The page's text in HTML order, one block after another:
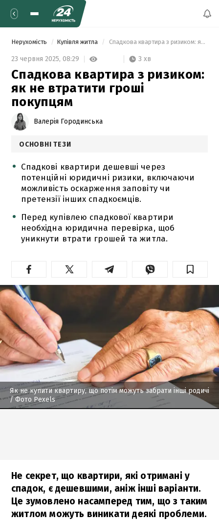
Нерухомість Купівля житла Спадкова квартира з ризиком: як не втратити гроші покупцям
23 червня 2025, 08:29 3 хв
Спадкова квартира з ризиком:
як не втратити гроші
покупцям
Валерія Городинська
ОСНОВНІ ТЕЗИ
Спадкові квартири дешевші через
потенційні юридичні ризики, включаючи
можливість оскарження заповіту чи
претензії інших спадкоємців.
Перед купівлею спадкової квартири
необхідна юридична перевірка, щоб
уникнути втрати грошей та житла.
Як не купити квартиру, що потім можуть забрати інші родичі
/ Фото Pexels
Не секрет, що квартири, які отримані у
спадок, є дешевшими, аніж інші варіанти.
Це зумовлено насамперед тим, що з таким
житлом можуть виникати деякі проблеми.